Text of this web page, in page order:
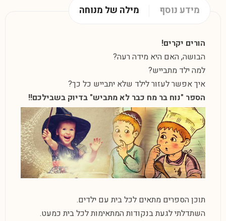
מילה של מנוחה מידע נוסף
הורים יקרים!
הבושה, האם היא מידה רעה?
למה ילד מתבייש?
איך אפשר לעזור לילד שלא יתבייש כל כך?
הספר "נוח בר מח כבר לא מתביש" בדיוק בשבילכם!!
תוכן הספרים מתאים לכל בית עם ילדים.
השתדלתי לגעת בנקודות המתאימות לכל בית כמעט.